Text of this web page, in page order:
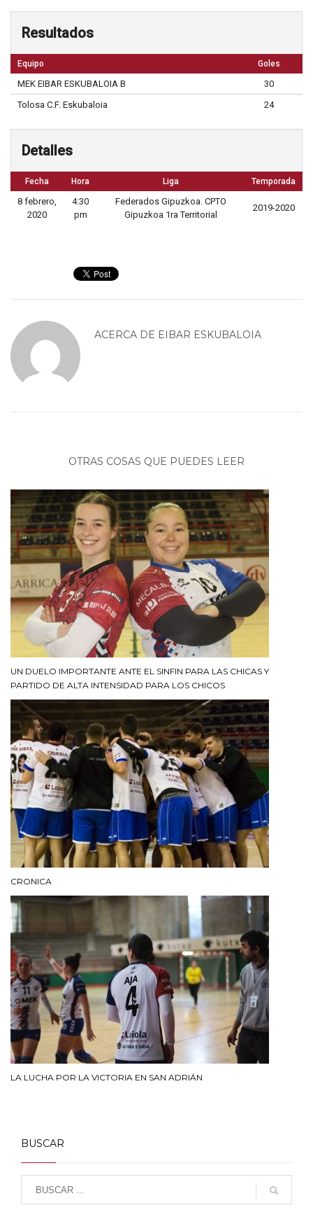
Resultados
Equipo Goles
MEK EIBAR ESKUBALOIA B
30
Tolosa C.F. Eskubaloia
24
Detalles
Fecha Hora Liga Temporada
8 febrero,
2020
4:30
pm
Federados Gipuzkoa. CPTO
Gipuzkoa 1ra Territorial
2019-2020
ACERCA DE EIBAR ESKUBALOIA
OTRAS COSAS QUE PUEDES LEER
UN DUELO IMPORTANTE ANTE EL SINFIN PARA LAS CHICAS Y
PARTIDO DE ALTA INTENSIDAD PARA LOS CHICOS
CRONICA
LA LUCHA POR LA VICTORIA EN SAN ADRIÁN
BUSCAR